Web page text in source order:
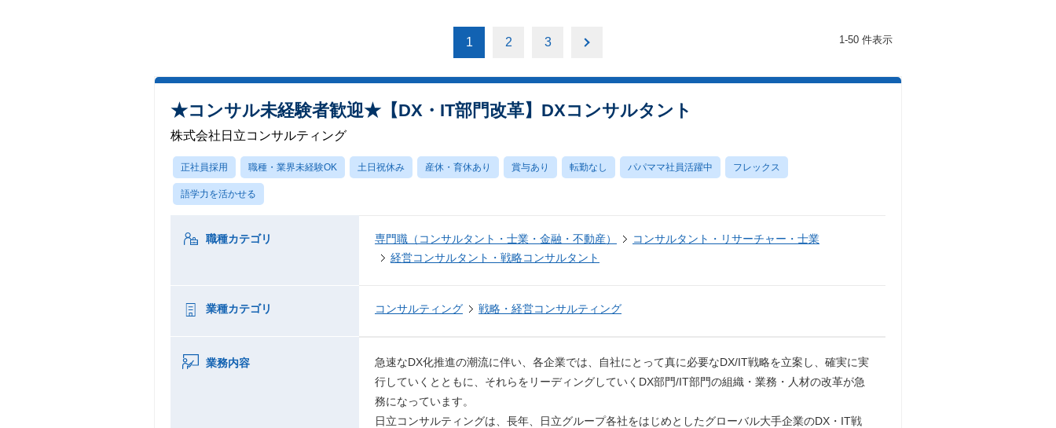
1 2 3 1-50 件表示
★コンサル未経験者歓迎★【DX・IT部門改革】DXコンサルタント
株式会社日立コンサルティング
正社員採用 職種・業界未経験OK 土日祝休み 産休・育休あり 賞与あり 転勤なし パパママ社員活躍中 フレックス
語学力を活かせる
職種カテゴリ 専門職（コンサルタント・士業・金融・不動産）
コンサルタント・リサーチャー・士業
経営コンサルタント・戦略コンサルタント
業種カテゴリ コンサルティング 戦略・経営コンサルティング
業務内容
急速なDX化推進の潮流に伴い、各企業では、自社にとって真に必要なDX/IT戦略を立案し、確実に実
行していくとともに、それらをリーディングしていくDX部門/IT部門の組織・業務・人材の改革が急
務になっています。
日立コンサルティングは、長年、日立グループ各社をはじめとしたグローバル大手企業のDX・IT戦